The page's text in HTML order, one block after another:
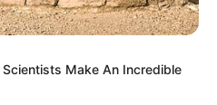
Viktor már gratulált
a Tisza Párt
magyar politikában: már
Make An Incredible